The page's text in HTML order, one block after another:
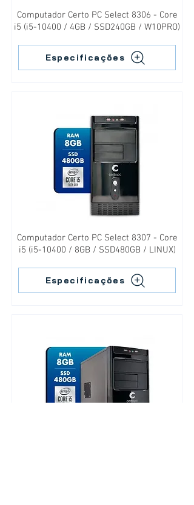
Computador Certo PC Select 8306 - Core
i5 (i5-10400 / 4GB / SSD240GB / W10PRO)
Especificações
Computador Certo PC Select 8307 - Core
i5 (i5-10400 / 8GB / SSD480GB / LINUX)
Especificações